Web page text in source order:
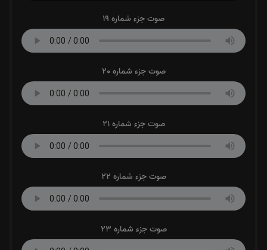
صوت جزء شماره 19
صوت جزء شماره 20
صوت جزء شماره 21
صوت جزء شماره 22
صوت جزء شماره 23